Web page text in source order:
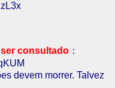
consultado ：
devem morrer. Talvez